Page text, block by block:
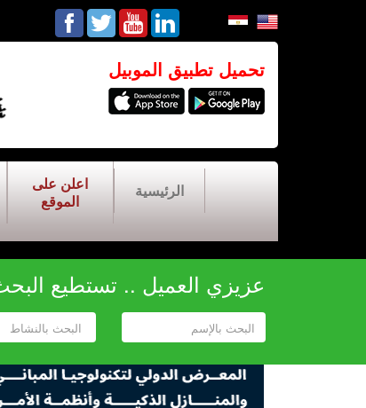
تحميل تطبيق الموبيل
الرئيسية
اعلن على
الموقع
عزيزي العميل .. تستطيع البحث